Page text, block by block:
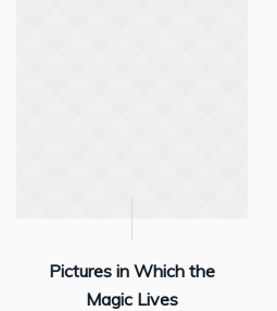
Pictures in Which the
Magic Lives